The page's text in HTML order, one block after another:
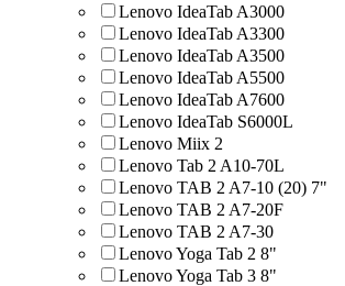
Lenovo IdeaTab A3000
Lenovo IdeaTab A3300
Lenovo IdeaTab A3500
Lenovo IdeaTab A5500
Lenovo IdeaTab A7600
Lenovo IdeaTab S6000L
Lenovo Miix 2
Lenovo Tab 2 A10-70L
Lenovo TAB 2 A7-10 (20) 7"
Lenovo TAB 2 A7-20F
Lenovo TAB 2 A7-30
Lenovo Yoga Tab 2 8"
Lenovo Yoga Tab 3 8"